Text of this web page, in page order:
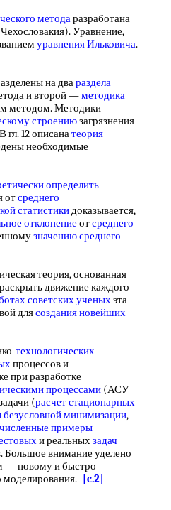
методаразработана
Уравнение,
уравнения Ильковича.
на двараздела
и второй —методика
методом. Методики
строениюзагрязнения
гл. 12 описанатеория
необходимые
определить
отсреднего
статистикидоказывается,
отклонение отсреднего
значению среднего
теория, основанная
движение каждого
советских ученыхэта
длясоздания новейших
технологических
процессов и
при разработке
процессами (АСУ
(расчет стационарных
минимизации,
примеры
и реальныхзадач
Большое внимание уделено
— новому и быстро
моделирования. [c.2]